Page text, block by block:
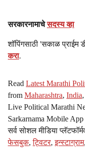
सरकारनामाचेसदस्य व्हा
शॉपिंगसाठी 'सकाळ प्राईम
करा.
Read Latest Marathi
from Maharashtra, India,
Live Political Marathi
Sarkarnama Mobile
सर्व सोशल मीडिया
फेसबुक,ट्विटर,इन्स्टाग्राम